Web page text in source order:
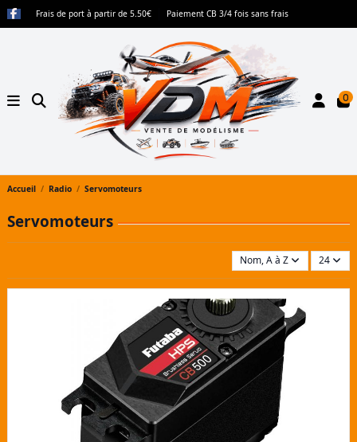
Frais de port à partir de 5.50€ Paiement CB 3/4 fois sans frais
0
Accueil Radio Servomoteurs
Servomoteurs
Nom, A à Z 24